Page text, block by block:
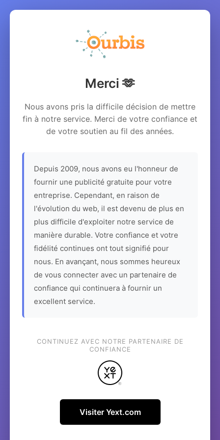
Merci 🫶
Nous avons pris la difficile décision de mettre
fin à notre service. Merci de votre confiance et
de votre soutien au fil des années.
Depuis 2009, nous avons eu l'honneur de
fournir une publicité gratuite pour votre
entreprise. Cependant, en raison de
l'évolution du web, il est devenu de plus en
plus difficile d'exploiter notre service de
manière durable. Votre confiance et votre
fidélité continues ont tout signifié pour
nous. En avançant, nous sommes heureux
de vous connecter avec un partenaire de
confiance qui continuera à fournir un
excellent service.
CONTINUEZ AVEC NOTRE PARTENAIRE DE
CONFIANCE
Visiter Yext.com